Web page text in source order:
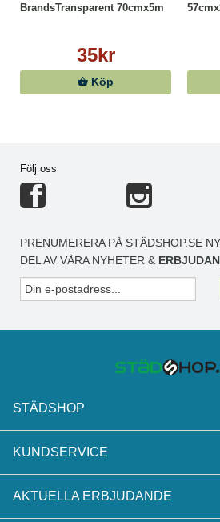
BrandsTransparent 70cmx5m
35kr
Köp
Följ oss
PRENUMERERA PÅ STÄDSHOP.SE
DEL AV VÅRA NYHETER &
STÄDSHOP
KUNDSERVICE
AKTUELLA ERBJUDANDE